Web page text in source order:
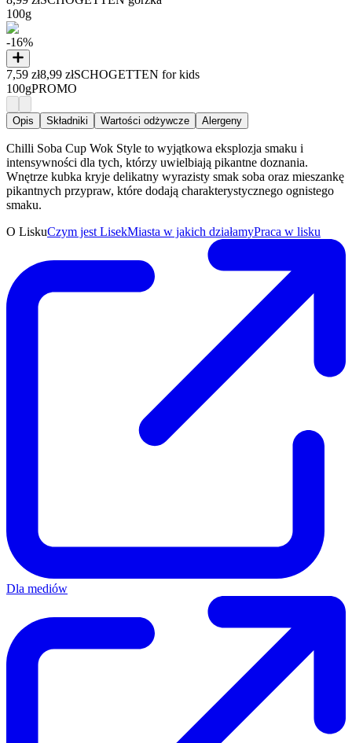
100g
-16%
7,59 zł8,99 złSCHOGETTEN for kids
100gPROMO
Opis Składniki Wartości odżywcze Alergeny
Chilli Soba Cup Wok Style to wyjątkowa eksplozja smaku i
intensywności dla tych, którzy uwielbiają pikantne doznania.
Wnętrze kubka kryje delikatny wyrazisty smak soba oraz mieszankę
pikantnych przypraw, które dodają charakterystycznego ognistego
smaku.
O LiskuCzym jest LisekMiasta w jakich działamyPraca w lisku
Dla mediów